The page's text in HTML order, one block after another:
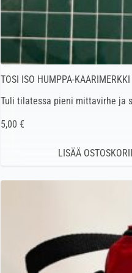
TOSI ISO HUMPPA-
Tuli tilatessa pieni mittavirhe ja
5,00 €